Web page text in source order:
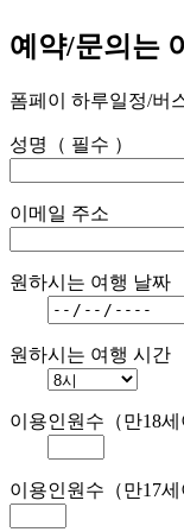
예약/문의는
폼페이 하루일정/버
성명（ 필수 ）
이메일 주소
원하시는 여행 날짜
원하시는 여행 시간
이용인원수（만18세
이용인원수（만17세